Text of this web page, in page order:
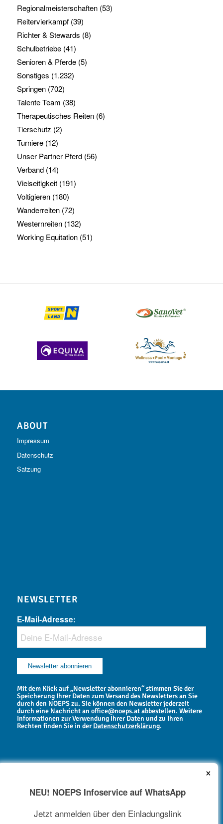
Regionalmeisterschaften(53)
Reitervierkampf(39)
Richter & Stewards (8)
Schulbetriebe(41)
Senioren & Pferde(5)
Sonstiges (1.232)
Springen(702)
Talente Team (38)
Therapeutisches Reiten(6)
Tierschutz (2)
Turniere(12)
Unser Partner Pferd(56)
Verband(14)
Vielseitigkeit(191)
Voltigieren(180)
Wanderreiten(72)
Westernreiten(132)
Working Equitation(51)
ABOUT
Impressum
Datenschutz
Satzung
NEWSLETTER
E-Mail-Adresse:
Mit dem Klick auf „Newsletter abonnieren“ stimmen Sie der
Speicherung Ihrer Daten zum Versand des Newsletters an Sie
durch den NOEPS zu. Sie können den Newsletter jederzeit
durch eine Nachricht an office@noeps.at abbestellen. Weitere
Informationen zur Verwendung Ihrer Daten und zu Ihren
Rechten finden Sie in derDatenschutzerklärung.
NEWSARCHIV
×
NEU! NOEPS Infoservice auf WhatsApp
Jetzt anmelden über den Einladungslink